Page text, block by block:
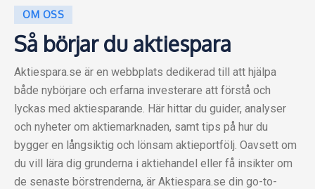
OM OSS
Så börjar du aktiespara
Aktiespara.se är en webbplats dedikerad till att hjälpa
både nybörjare och erfarna investerare att förstå och
lyckas med aktiesparande. Här hittar du guider, analyser
och nyheter om aktiemarknaden, samt tips på hur du
bygger en långsiktig och lönsam aktieportfölj. Oavsett om
du vill lära dig grunderna i aktiehandel eller få insikter om
de senaste börstrenderna, är Aktiespara.se din go-to-